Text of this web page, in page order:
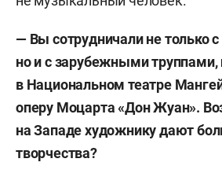
— Вы сотрудничали не только
но и с зарубежными труппами,
в Национальном театре
оперу Моцарта «Дон Жуан».
на Западе художнику дают
творчества?